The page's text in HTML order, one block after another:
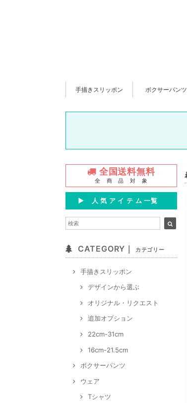
手描きスリッポン ボクサーパンツ
全国送料無料
全 商 品 対 象
▶︎ 人 気 ア イ テ ム 一覧
CATEGORY｜ カテゴリー
手描きスリッポン
デザインから選ぶ
オリジナル・リクエスト
追加オプション
22cm-31cm
16cm-21.5cm
ボクサーパンツ
ウェア
Tシャツ